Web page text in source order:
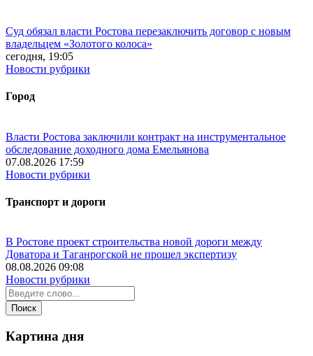
Суд обязал власти Ростова перезаключить договор с новым
владельцем «Золотого колоса»
сегодня, 19:05
Новости рубрики
Город
Власти Ростова заключили контракт на инструментальное
обследование доходного дома Емельянова
07.08.2026 17:59
Новости рубрики
Транспорт и дороги
В Ростове проект строительства новой дороги между
Доватора и Таганрогской не прошел экспертизу
08.08.2026 09:08
Новости рубрики
Картина дня